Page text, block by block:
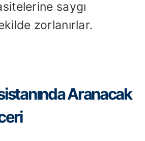
saygı
zorlanırlar.
Aranacak